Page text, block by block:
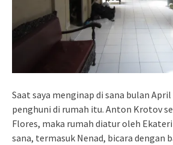
Saat saya menginap di sana bulan
penghuni di rumah itu. Anton Krotov
Flores, maka rumah diatur oleh
sana, termasuk Nenad, bicara dengan